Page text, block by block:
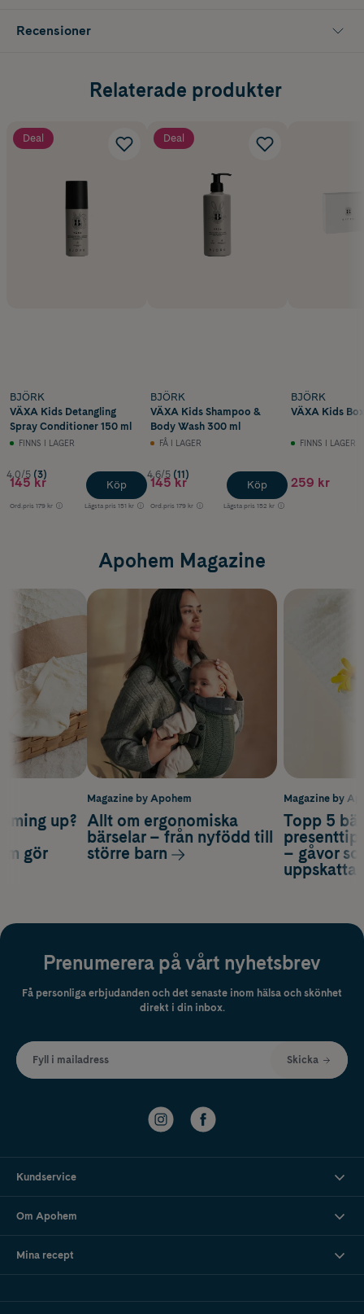
Recensioner
Relaterade produkter
Deal
BJÖRK
VÄXA Kids Detangling
Spray Conditioner 150 ml
FINNS I LAGER
4.0/5 (3)
145 kr
Ord.pris 179 kr Lägsta pris 151 kr
Köp
Deal
BJÖRK
VÄXA Kids Shampoo &
Body Wash 300 ml
FÅ I LAGER
4.6/5 (11)
145 kr
Ord.pris 179 kr Lägsta pris 152 kr
Köp
BJÖRK
VÄXA Kids Box
FINNS I LAGER
259 kr
Apohem Magazine
Magazine by
Topp 5
– gåvor
up?
gör
Magazine by Apohem
Allt om ergonomiska
bärselar – från nyfödd till
större barn
Prenumerera på vårt nyhetsbrev
Få personliga erbjudanden och det senaste inom hälsa och skönhet
direkt i din inbox.
Fyll i mailadress Skicka
Kundservice
Om Apohem
Mina recept